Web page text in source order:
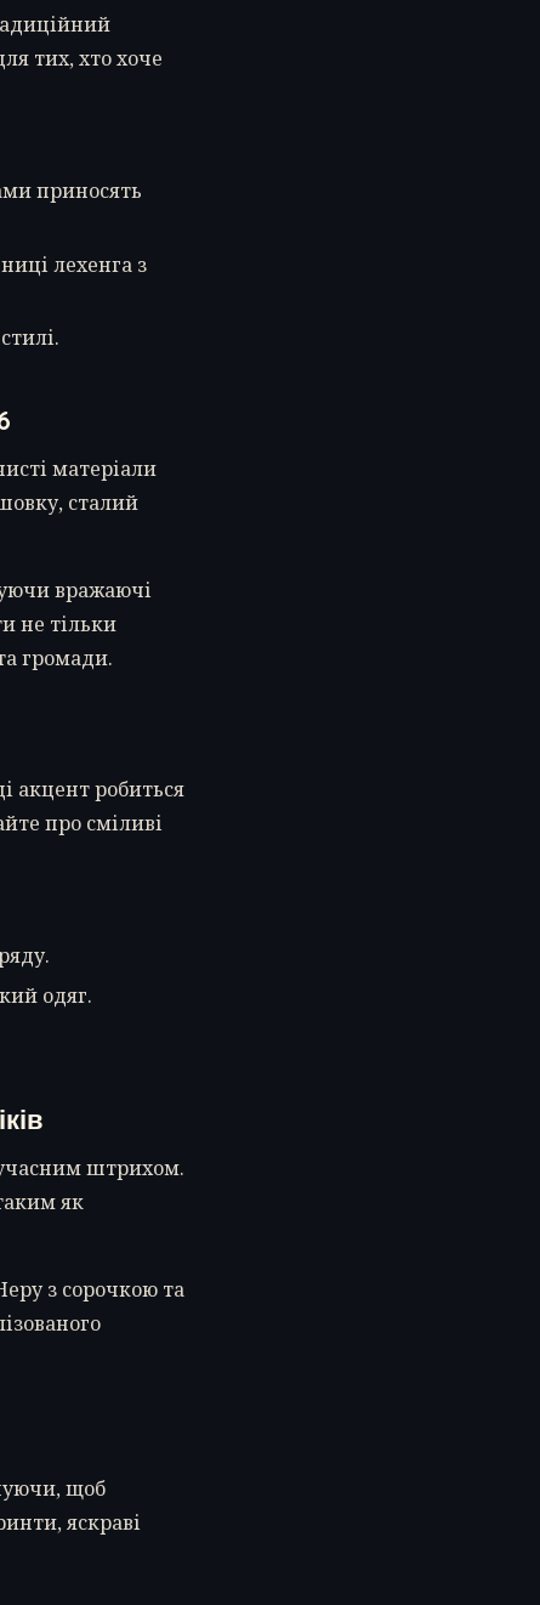
тих, хто хоче
приносять
лехенга з
матеріали
сталий
вражаючі
не тільки
громади.
акцент робиться
про сміливі
одяг.
штрихом.
як
з сорочкою та
щоб
яскраві